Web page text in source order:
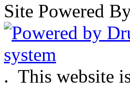
Site Powered
. This website